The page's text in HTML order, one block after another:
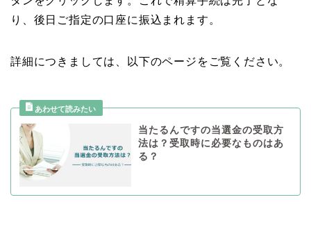
り、後日ご指定の口座に振込まれます。
詳細につきましては、以下のページをご覧ください。
当たるんですの当選金の受取方
法は？受取時に必要なものはあ
る？